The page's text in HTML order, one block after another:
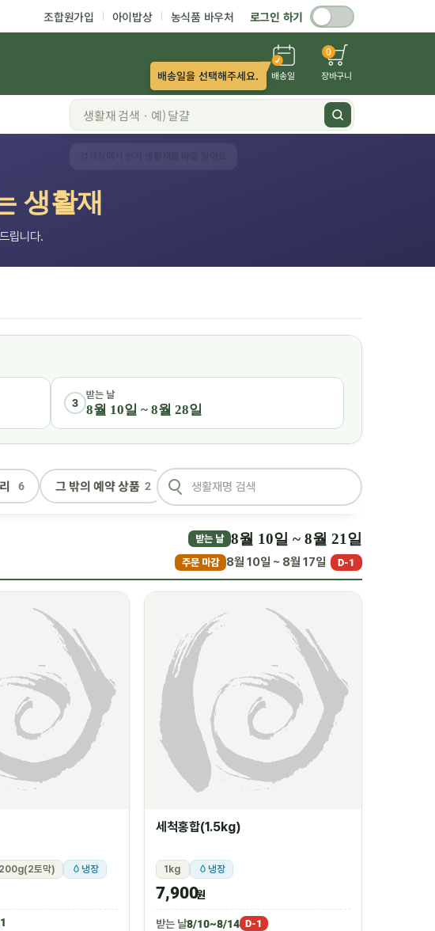
조합원가입 아이밥상 농식품 바우처 로그인 하기
배송일
배송일을 선택해주세요.
0
장바구니
생활재
립니다.
3
받는 날
8월 10일 ~ 8월 28일
6 그 밖의 예약 상품 2
받는 날 8월 10일 ~ 8월 21일
주문 마감 8월 10일 ~ 8월 17일 D-1
200g(2토막) 냉장
세척홍합(1.5kg)
1kg 냉장
7,900원
받는 날8/10~8/14 D-1